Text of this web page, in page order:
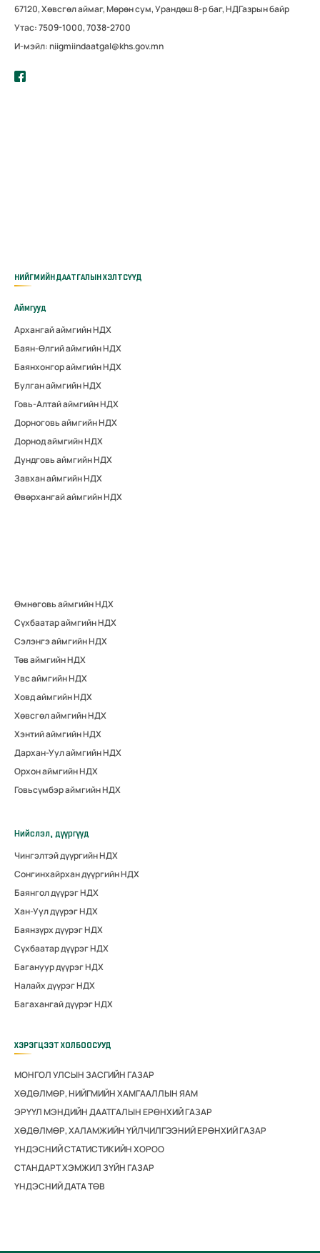
67120, Хөвсгөл аймаг, Мөрөн сум, Урандөш 8-р баг, НДГазрын байр
Утас: 7509-1000, 7038-2700
И-мэйл: niigmiindaatgal@khs.gov.mn
НИЙГМИЙН ДААТГАЛЫН ХЭЛТСҮҮД
Аймгууд
Архангай аймгийн НДХ
Баян-Өлгий аймгийн НДХ
Баянхонгор аймгийн НДХ
Булган аймгийн НДХ
Говь-Алтай аймгийн НДХ
Дорноговь аймгийн НДХ
Дорнод аймгийн НДХ
Дундговь аймгийн НДХ
Завхан аймгийн НДХ
Өвөрхангай аймгийн НДХ
Өмнөговь аймгийн НДХ
Сүхбаатар аймгийн НДХ
Сэлэнгэ аймгийн НДХ
Төв аймгийн НДХ
Увс аймгийн НДХ
Ховд аймгийн НДХ
Хөвсгөл аймгийн НДХ
Хэнтий аймгийн НДХ
Дархан-Уул аймгийн НДХ
Орхон аймгийн НДХ
Говьсүмбэр аймгийн НДХ
Нийслэл, дүүргүүд
Чингэлтэй дүүргийн НДХ
Сонгинхайрхан дүүргийн НДХ
Баянгол дүүрэг НДХ
Хан-Уул дүүрэг НДХ
Баянзүрх дүүрэг НДХ
Сүхбаатар дүүрэг НДХ
Багануур дүүрэг НДХ
Налайх дүүрэг НДХ
Багахангай дүүрэг НДХ
ХЭРЭГЦЭЭТ ХОЛБООСУУД
МОНГОЛ УЛСЫН ЗАСГИЙН ГАЗАР
ХӨДӨЛМӨР, НИЙГМИЙН ХАМГААЛЛЫН ЯАМ
ЭРҮҮЛ МЭНДИЙН ДААТГАЛЫН ЕРӨНХИЙ ГАЗАР
ХӨДӨЛМӨР, ХАЛАМЖИЙН ҮЙЛЧИЛГЭЭНИЙ ЕРӨНХИЙ ГАЗАР
ҮНДЭСНИЙ СТАТИСТИКИЙН ХОРОО
СТАНДАРТ ХЭМЖИЛ ЗҮЙН ГАЗАР
ҮНДЭСНИЙ ДАТА ТӨВ